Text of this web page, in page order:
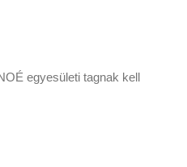
egyesületi tagnak kell